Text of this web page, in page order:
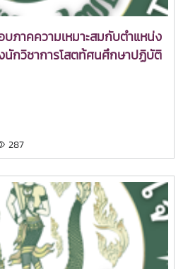
ภาคความเหมาะสมกับตำแหน่ง
กวิชาการโสตท้ศนศึกษาปฏิบัติ
งกัดคณะศิลปศาสตร์
287